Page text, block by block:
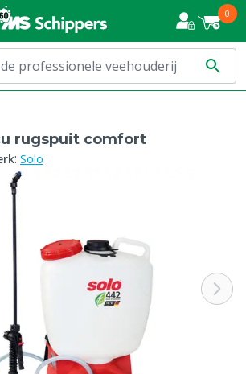
0
rugspuit comfort
: Solo